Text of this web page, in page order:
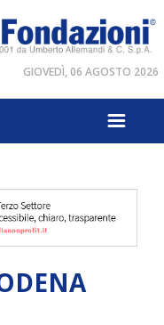
GIOVEDÌ, 06 AGOSTO 2026